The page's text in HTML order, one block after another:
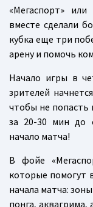
«Мегаспорт»
вместе сделали
кубка еще три
арену и помочь
Начало игры в
зрителей
чтобы не попасть
за 20-30 мин до
начало матча!
В фойе
которые помогут
начала матча:
понга,